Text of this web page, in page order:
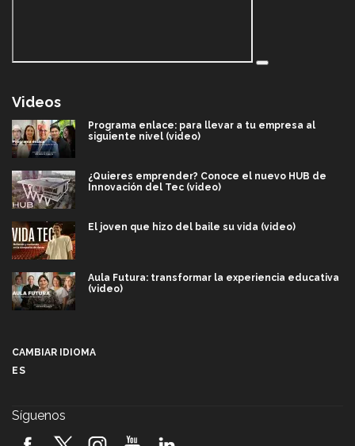
Videos
Programa enlace: para llevar a tu empresa al
siguiente nivel (video)
¿Quieres emprender? Conoce el nuevo HUB de
Innovación del Tec (video)
El joven que hizo del baile su vida (video)
Aula Futura: transformar la experiencia educativa
(video)
2026! (video)
CAMBIAR IDIOMA
ES
Síguenos